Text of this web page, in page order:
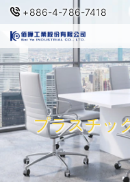
+886-4-786-7418
プラスチッ